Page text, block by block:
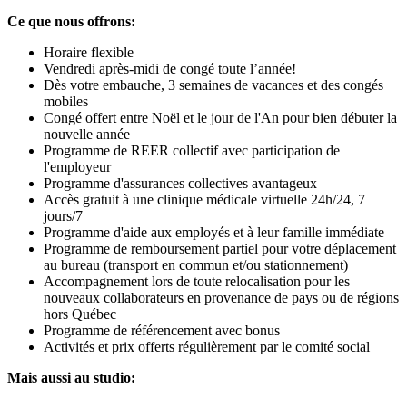
Ce que nous offrons:
Horaire flexible
Vendredi après-midi de congé toute l’année!
Dès votre embauche, 3 semaines de vacances et des congés
mobiles
Congé offert entre Noël et le jour de l'An pour bien débuter la
nouvelle année
Programme de REER collectif avec participation de
l'employeur
Programme d'assurances collectives avantageux
Accès gratuit à une clinique médicale virtuelle 24h/24, 7
jours/7
Programme d'aide aux employés et à leur famille immédiate
Programme de remboursement partiel pour votre déplacement
au bureau (transport en commun et/ou stationnement)
Accompagnement lors de toute relocalisation pour les
nouveaux collaborateurs en provenance de pays ou de régions
hors Québec
Programme de référencement avec bonus
Activités et prix offerts régulièrement par le comité social
Mais aussi au studio: